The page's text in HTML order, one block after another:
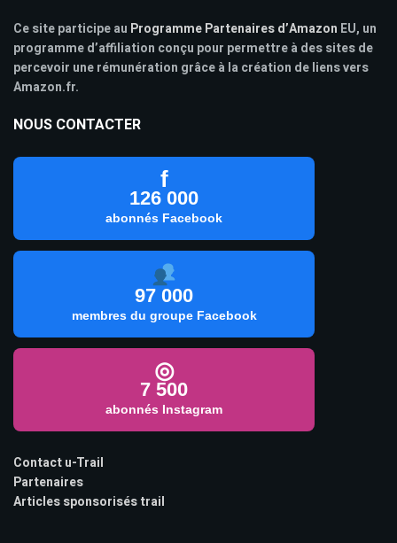
Ce site participe au Programme Partenaires d’Amazon EU, un
programme d’affiliation conçu pour permettre à des sites de
percevoir une rémunération grâce à la création de liens vers
Amazon.fr.
NOUS CONTACTER
f
126 000
abonnés Facebook
97 000
membres du groupe Facebook
◎
7 500
abonnés Instagram
Contact u-Trail
Partenaires
Articles sponsorisés trail